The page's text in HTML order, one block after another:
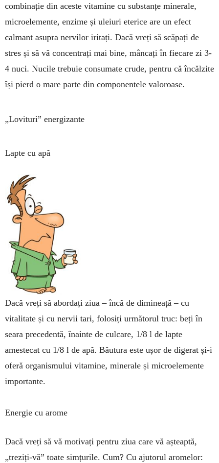
combinație din aceste vitamine cu substanțe minerale,
microele­mente, enzime și uleiuri eterice are un efect
calmant asupra nervilor iritați. Dacă vreți să scăpați de
stres și să vă concentrați mai bine, mâncați în fiecare zi 3-
4 nuci. Nucile trebuie consumate crude, pentru că încăl­zite
își pierd o mare parte din componentele valoroase.
„Lovituri” energizante
Lapte cu apă
Dacă vreți să abordați ziua – încă de dimineață – cu
vitalitate și cu nervii tari, folosiți următorul truc: beți în
seara precedentă, înainte de culcare, 1/8 l de lapte
amestecat cu 1/8 l de apă. Băutura este ușor de digerat și-i
oferă organismului vitamine, minerale și micro­elemente
importante.
Energie cu arome
Dacă vreți să vă motivați pentru ziua care vă aș­teaptă,
„treziți-vă” toate simțurile. Cum? Cu ajutorul aromelor: